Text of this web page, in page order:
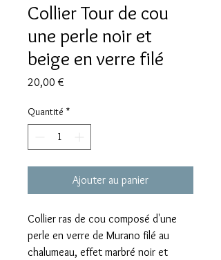
Collier Tour de cou
une perle noir et
beige en verre filé
20,00 €
Quantité *
Ajouter au panier
Collier ras de cou composé d'une
perle en verre de Murano filé au
chalumeau, effet marbré noir et